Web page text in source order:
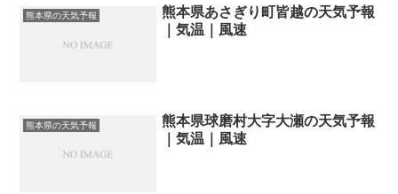
熊本県の天気予報
熊本県あさぎり町皆越の天気予報
｜気温｜風速
熊本県の天気予報
熊本県球磨村大字大瀬の天気予報
｜気温｜風速